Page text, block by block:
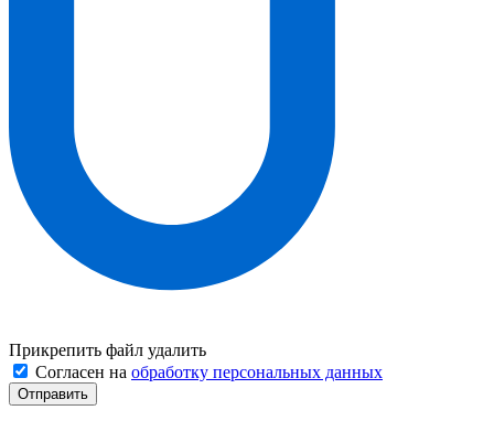
Прикрепить файл удалить
Согласен на обработку персональных данных